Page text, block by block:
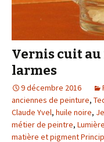
Vernis cuit au
larmes
9 décembre 2016
anciennes de peinture,
Claude Yvel, huile noire,
métier de peintre, Lumière
matière et pigment